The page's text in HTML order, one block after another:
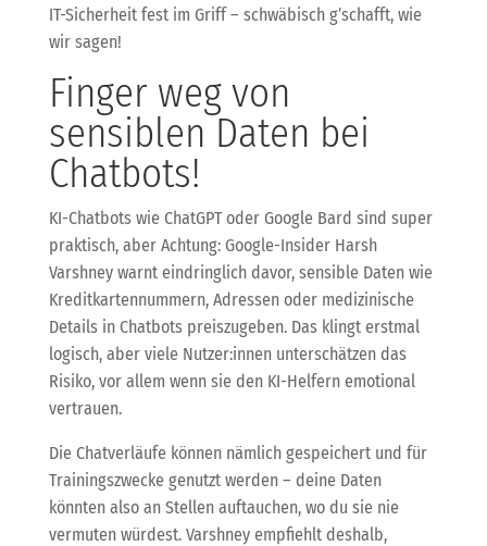
IT-Sicherheit fest im Griff – schwäbisch g’schafft, wie
wir sagen!
Finger weg von
sensiblen Daten bei
Chatbots!
KI-Chatbots wie ChatGPT oder Google Bard sind super
praktisch, aber Achtung: Google-Insider Harsh
Varshney warnt eindringlich davor, sensible Daten wie
Kreditkartennummern, Adressen oder medizinische
Details in Chatbots preiszugeben. Das klingt erstmal
logisch, aber viele Nutzer:innen unterschätzen das
Risiko, vor allem wenn sie den KI-Helfern emotional
vertrauen.
Die Chatverläufe können nämlich gespeichert und für
Trainingszwecke genutzt werden – deine Daten
könnten also an Stellen auftauchen, wo du sie nie
vermuten würdest. Varshney empfiehlt deshalb,